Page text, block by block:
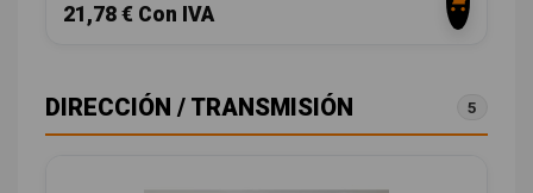
21,78 € Con IVA
DIRECCIÓN / TRANSMISIÓN 5